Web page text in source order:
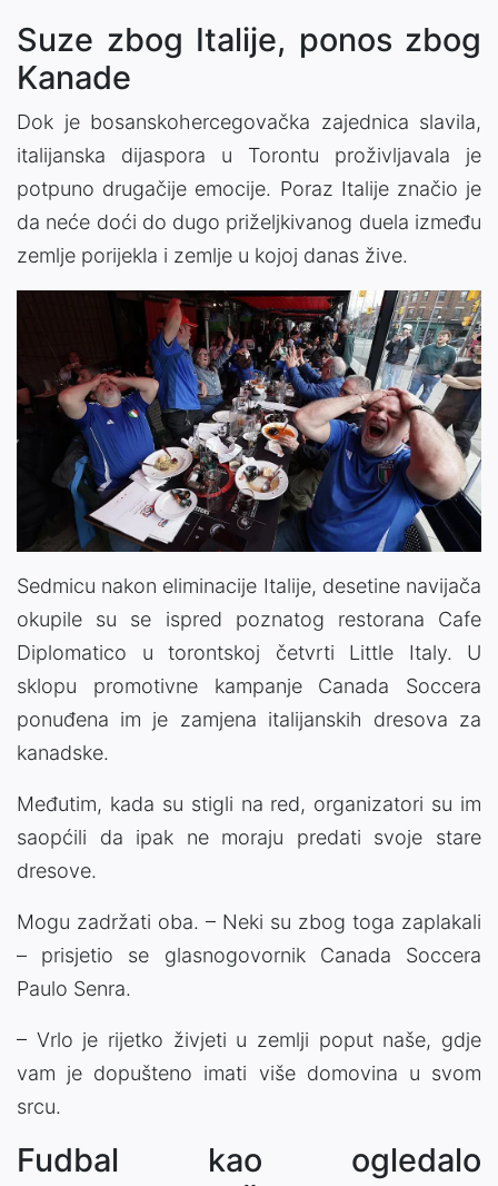
Suze zbog Italije, ponos zbog
Kanade
Dok je bosanskohercegovačka zajednica slavila,
italijanska dijaspora u Torontu proživljavala je
potpuno drugačije emocije. Poraz Italije značio je
da neće doći do dugo priželjkivanog duela između
zemlje porijekla i zemlje u kojoj danas žive.
Sedmicu nakon eliminacije Italije, desetine navijača
okupile su se ispred poznatog restorana Cafe
Diplomatico u torontskoj četvrti Little Italy. U
sklopu promotivne kampanje Canada Soccera
ponuđena im je zamjena italijanskih dresova za
kanadske.
Međutim, kada su stigli na red, organizatori su im
saopćili da ipak ne moraju predati svoje stare
dresove.
Mogu zadržati oba. – Neki su zbog toga zaplakali
– prisjetio se glasnogovornik Canada Soccera
Paulo Senra.
– Vrlo je rijetko živjeti u zemlji poput naše, gdje
vam je dopušteno imati više domovina u svom
srcu.
Fudbal kao ogledalo